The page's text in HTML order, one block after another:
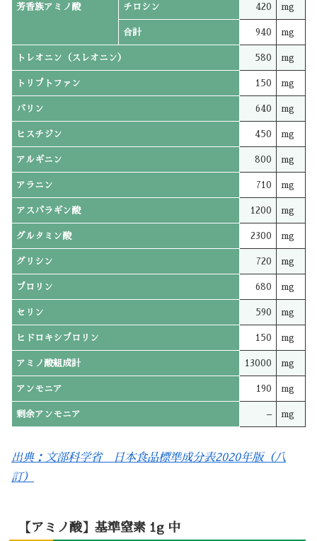
芳香族アミノ酸 チロシン 420 mg
合計 940 mg
トレオニン（スレオニン） 580 mg
トリプトファン 150 mg
バリン 640 mg
ヒスチジン 450 mg
アルギニン 800 mg
アラニン 710 mg
アスパラギン酸 1200 mg
グルタミン酸 2300 mg
グリシン 720 mg
プロリン 680 mg
セリン 590 mg
ヒドロキシプロリン 150 mg
アミノ酸組成計 13000 mg
アンモニア 190 mg
剰余アンモニア – mg
出典：文部科学省 日本食品標準成分表2020年版（八
訂）
【アミノ酸】基準窒素 1g 中